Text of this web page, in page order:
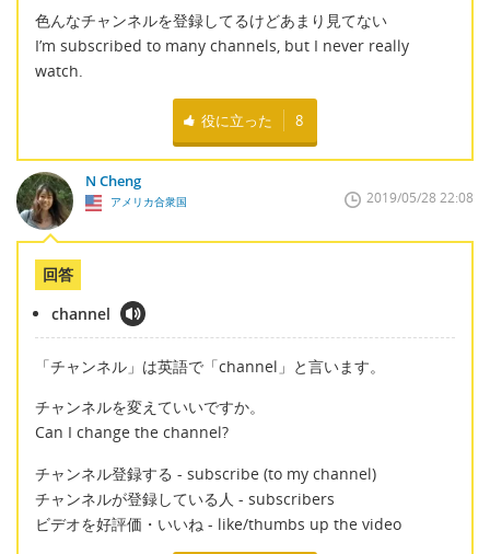
色んなチャンネルを登録してるけどあまり見てない
I’m subscribed to many channels, but I never really
watch.
役に立った 8
N Cheng
アメリカ合衆国 2019/05/28 22:08
回答
channel
「チャンネル」は英語で「channel」と言います。
チャンネルを変えていいですか。
Can I change the channel?
チャンネル登録する - subscribe (to my channel)
チャンネルが登録している人 - subscribers
ビデオを好評価・いいね - like/thumbs up the video